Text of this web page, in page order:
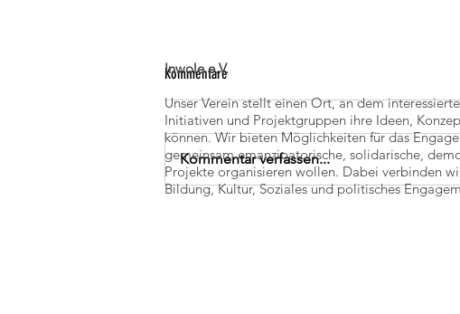
Kommentare
Kommentar verfassen...
Inwole e.V.
Unser Verein stellt einen Ort, an dem
Initiativen und Projektgruppen ihre Ideen,
können. Wir bieten Möglichkeiten für das
gemeinsam emanzipatorische, solidarische,
Projekte organisieren wollen. Dabei verbinden
Bildung, Kultur, Soziales und politisches